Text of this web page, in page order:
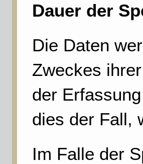
Dauer der
Die Daten
Zweckes
der
dies der Fall,
Im Falle der